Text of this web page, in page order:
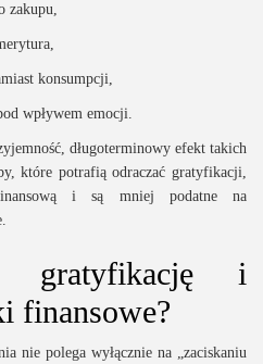
zakupu,
konsumpcji,
wpływem emocji.
długoterminowy efekt takich
które potrafią odraczać gratyfikacji,
i są mniej podatne na
gratyfikację i
finansowe?
nie polega wyłącznie na „zaciskaniu